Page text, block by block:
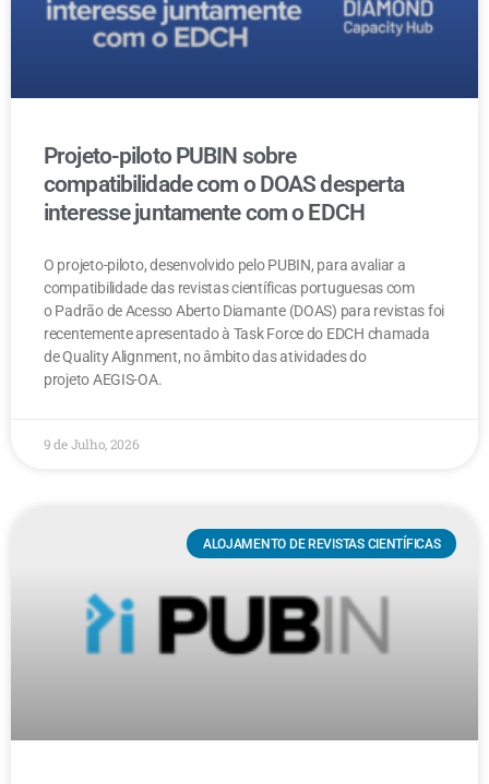
Projeto-piloto PUBIN sobre
compatibilidade com o DOAS desperta
interesse juntamente com o EDCH
O projeto-piloto, desenvolvido pelo PUBIN, para avaliar a
compatibilidade das revistas científicas portuguesas com
o Padrão de Acesso Aberto Diamante (DOAS) para revistas foi
recentemente apresentado à Task Force do EDCH chamada
de Quality Alignment, no âmbito das atividades do
projeto AEGIS-OA.
9 de Julho, 2026
ALOJAMENTO DE REVISTAS CIENTÍFICAS